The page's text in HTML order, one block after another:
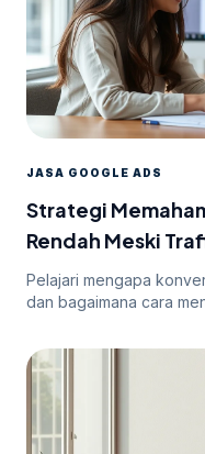
JASA GOOGLE ADS
Strategi
Rendah Meski
Pelajari mengapa
dan bagaimana cara